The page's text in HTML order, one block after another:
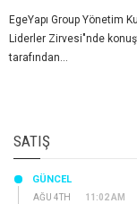
EgeYapı Group Yönetim
Liderler Zirvesi"nde
tarafından...
SATIŞ
AĞU 4TH 11:02 AM
GÜNCEL